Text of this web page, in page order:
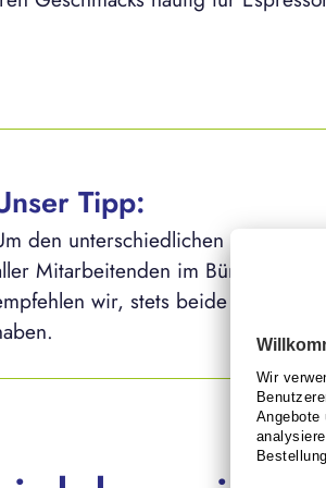
Tipp:
den unterschiedlichen
Mitarbeitenden im Büro
wir, stets beide Sorten